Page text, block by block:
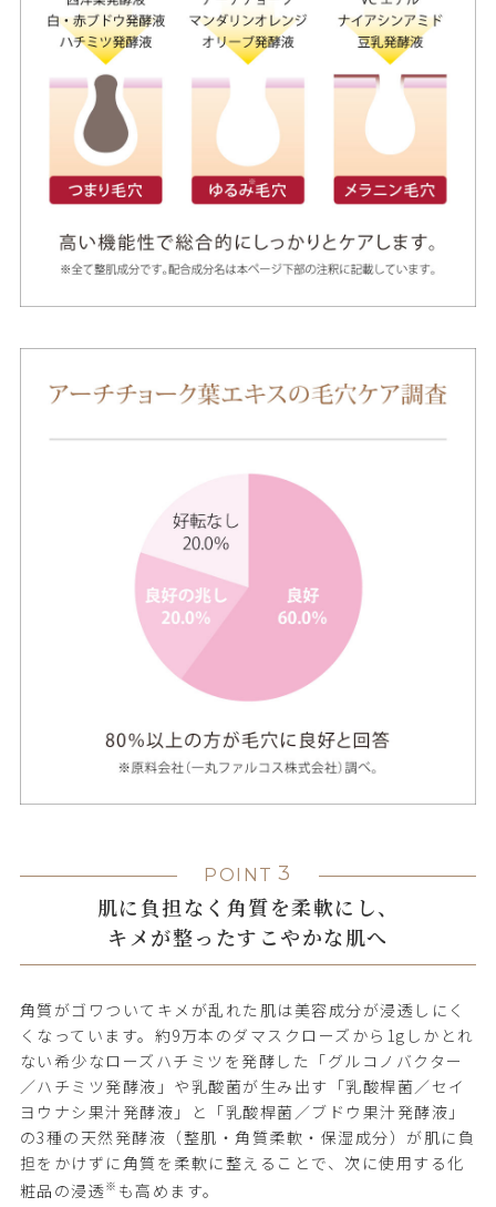
POINT 3
肌に負担なく角質を柔軟にし、
キメが整ったすこやかな肌へ
角質がゴワついてキメが乱れた肌は美容成分が浸透しにく
くなっています。約9万本のダマスクローズから1gしかとれ
ない希少なローズハチミツを発酵した「グルコノバクター
／ハチミツ発酵液」や乳酸菌が生み出す「乳酸桿菌／セイ
ヨウナシ果汁発酵液」と「乳酸桿菌／ブドウ果汁発酵液」
の3種の天然発酵液（整肌・角質柔軟・保湿成分）が肌に負
担をかけずに角質を柔軟に整えることで、次に使用する化
粧品の浸透※ も高めます。